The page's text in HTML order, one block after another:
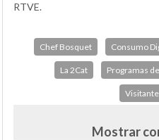
RTVE.
Chef Bosquet Consumo
La 2Cat Programas
Mostrar